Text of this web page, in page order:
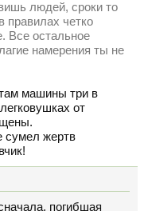
людей, сроки то
правилах четко
Все остальное
намерения ты не
машины три в
от
сумел жертв
погибшая